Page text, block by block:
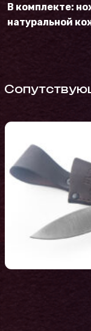
В комплекте:
натуральной